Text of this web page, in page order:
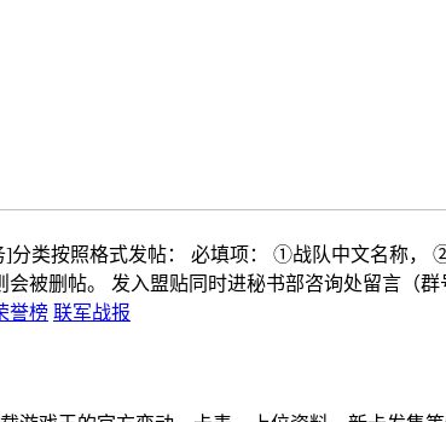
]分类按照格式发帖： 必填项： ①战队中文名称
被删帖。 发入盟贴同时进秘书部咨询处留言（群
誉榜 联军战报